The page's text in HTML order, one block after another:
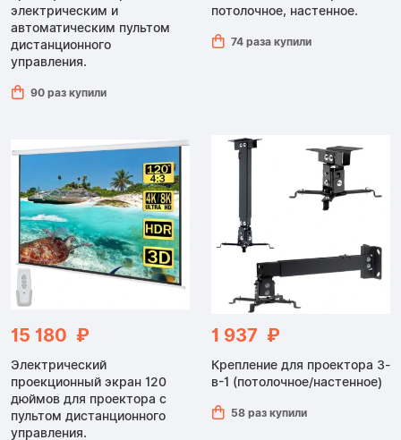
электрическим и
автоматическим пультом
дистанционного
управления.
90 раз купили
потолочное, настенное.
74 раза купили
15 180 ₽
Электрический
проекционный экран 120
дюймов для проектора с
пультом дистанционного
управления.
1 937 ₽
Крепление для проектора 3-
в-1 (потолочное/настенное)
58 раз купили